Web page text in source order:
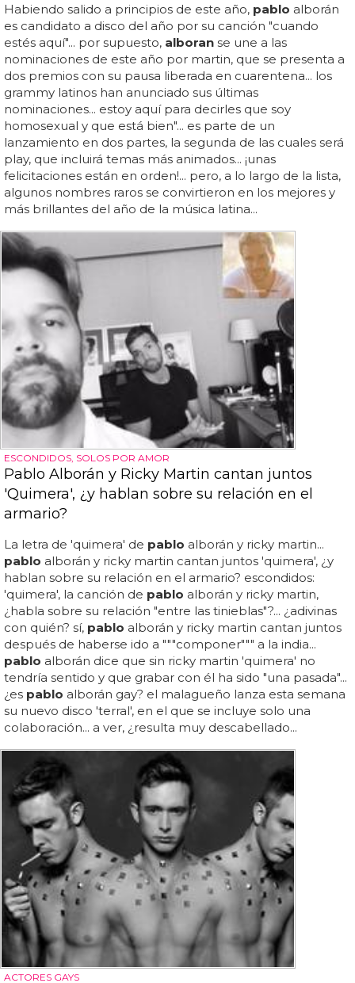
Habiendo salido a principios de este año, pablo alborán
es candidato a disco del año por su canción "cuando
estés aquí"... por supuesto, alboran se une a las
nominaciones de este año por martin, que se presenta a
dos premios con su pausa liberada en cuarentena... los
grammy latinos han anunciado sus últimas
nominaciones... estoy aquí para decirles que soy
homosexual y que está bien"... es parte de un
lanzamiento en dos partes, la segunda de las cuales será
play, que incluirá temas más animados... ¡unas
felicitaciones están en orden!... pero, a lo largo de la lista,
algunos nombres raros se convirtieron en los mejores y
más brillantes del año de la música latina...
ESCONDIDOS, SOLOS POR AMOR
Pablo Alborán y Ricky Martin cantan juntos
'Quimera', ¿y hablan sobre su relación en el
armario?
La letra de 'quimera' de pablo alborán y ricky martin...
pablo alborán y ricky martin cantan juntos 'quimera', ¿y
hablan sobre su relación en el armario? escondidos:
'quimera', la canción de pablo alborán y ricky martin,
¿habla sobre su relación "entre las tinieblas"?... ¿adivinas
con quién? sí, pablo alborán y ricky martin cantan juntos
después de haberse ido a """componer""" a la india...
pablo alborán dice que sin ricky martin 'quimera' no
tendría sentido y que grabar con él ha sido "una pasada"...
¿es pablo alborán gay? el malagueño lanza esta semana
su nuevo disco 'terral', en el que se incluye solo una
colaboración... a ver, ¿resulta muy descabellado...
ACTORES GAYS